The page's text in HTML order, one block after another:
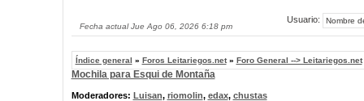
Fecha actual Jue Ago 06, 2026 6:18 pm
Usuario:
Índice general » Foros Leitariegos.net» Foro General --> Leitariegos.net
Mochila para Esqui de Montaña
Moderadores: Luisan, riomolin, edax, chustas